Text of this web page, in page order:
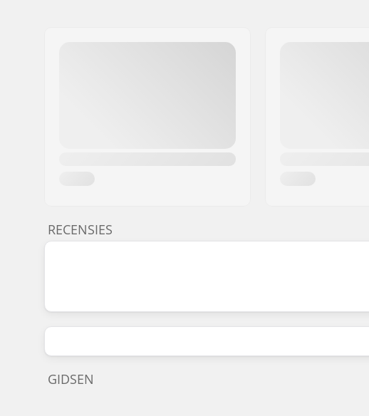
RECENSIES
GIDSEN